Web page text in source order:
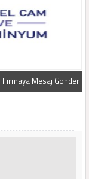
Firmaya Mesaj Gönder